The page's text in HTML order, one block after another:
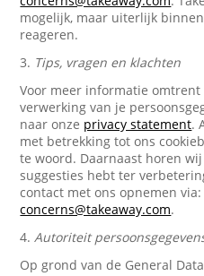
mogelijk, maar uiterlijk
reageren.
3. Tips, vragen en klachten
Voor meer informatie
verwerking van je
naar onze privacy statement.
met betrekking tot ons
te woord. Daarnaast horen
suggesties hebt ter
contact met ons opnemen via:
concerns@takeaway.com.
4.Autoriteit
Op grond van de General